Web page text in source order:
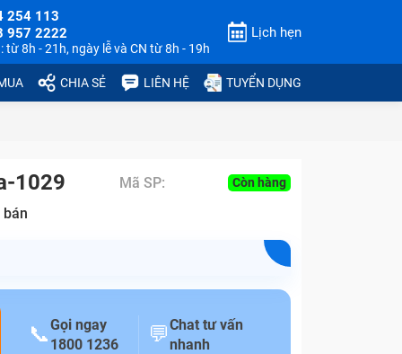
254 113
957 2222
từ 8h - 21h, ngày lễ và CN từ 8h - 19h
Lịch hẹn
CHIA SẺ LIÊN HỆ TUYỂN DỤNG
1029 Mã SP: Còn hàng
📞Gọi ngay
1800 1236
💬Chat tư vấn
nhanh